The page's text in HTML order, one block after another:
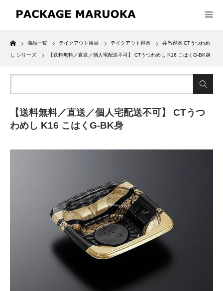
Home
商品一覧 テイクアウト用品 テイクアウト容器 弁当容器 CTうつわめ
し シリーズ 【送料無料／直送／個人宅配送不可】 CTうつわめし K16 こはくG-BK身
【送料無料／直送／個人宅配送不可】 CTうつ
わめし K16 こはくG-BK身